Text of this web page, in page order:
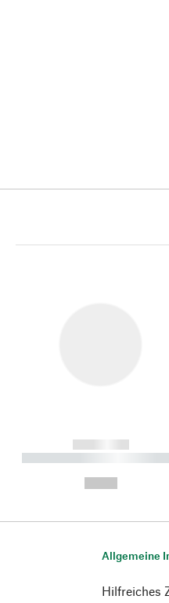
------------
----------- -----------
Allgemeine
Hilfreiches